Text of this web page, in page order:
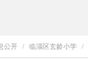
公开 / 临淄区玄龄小学 /